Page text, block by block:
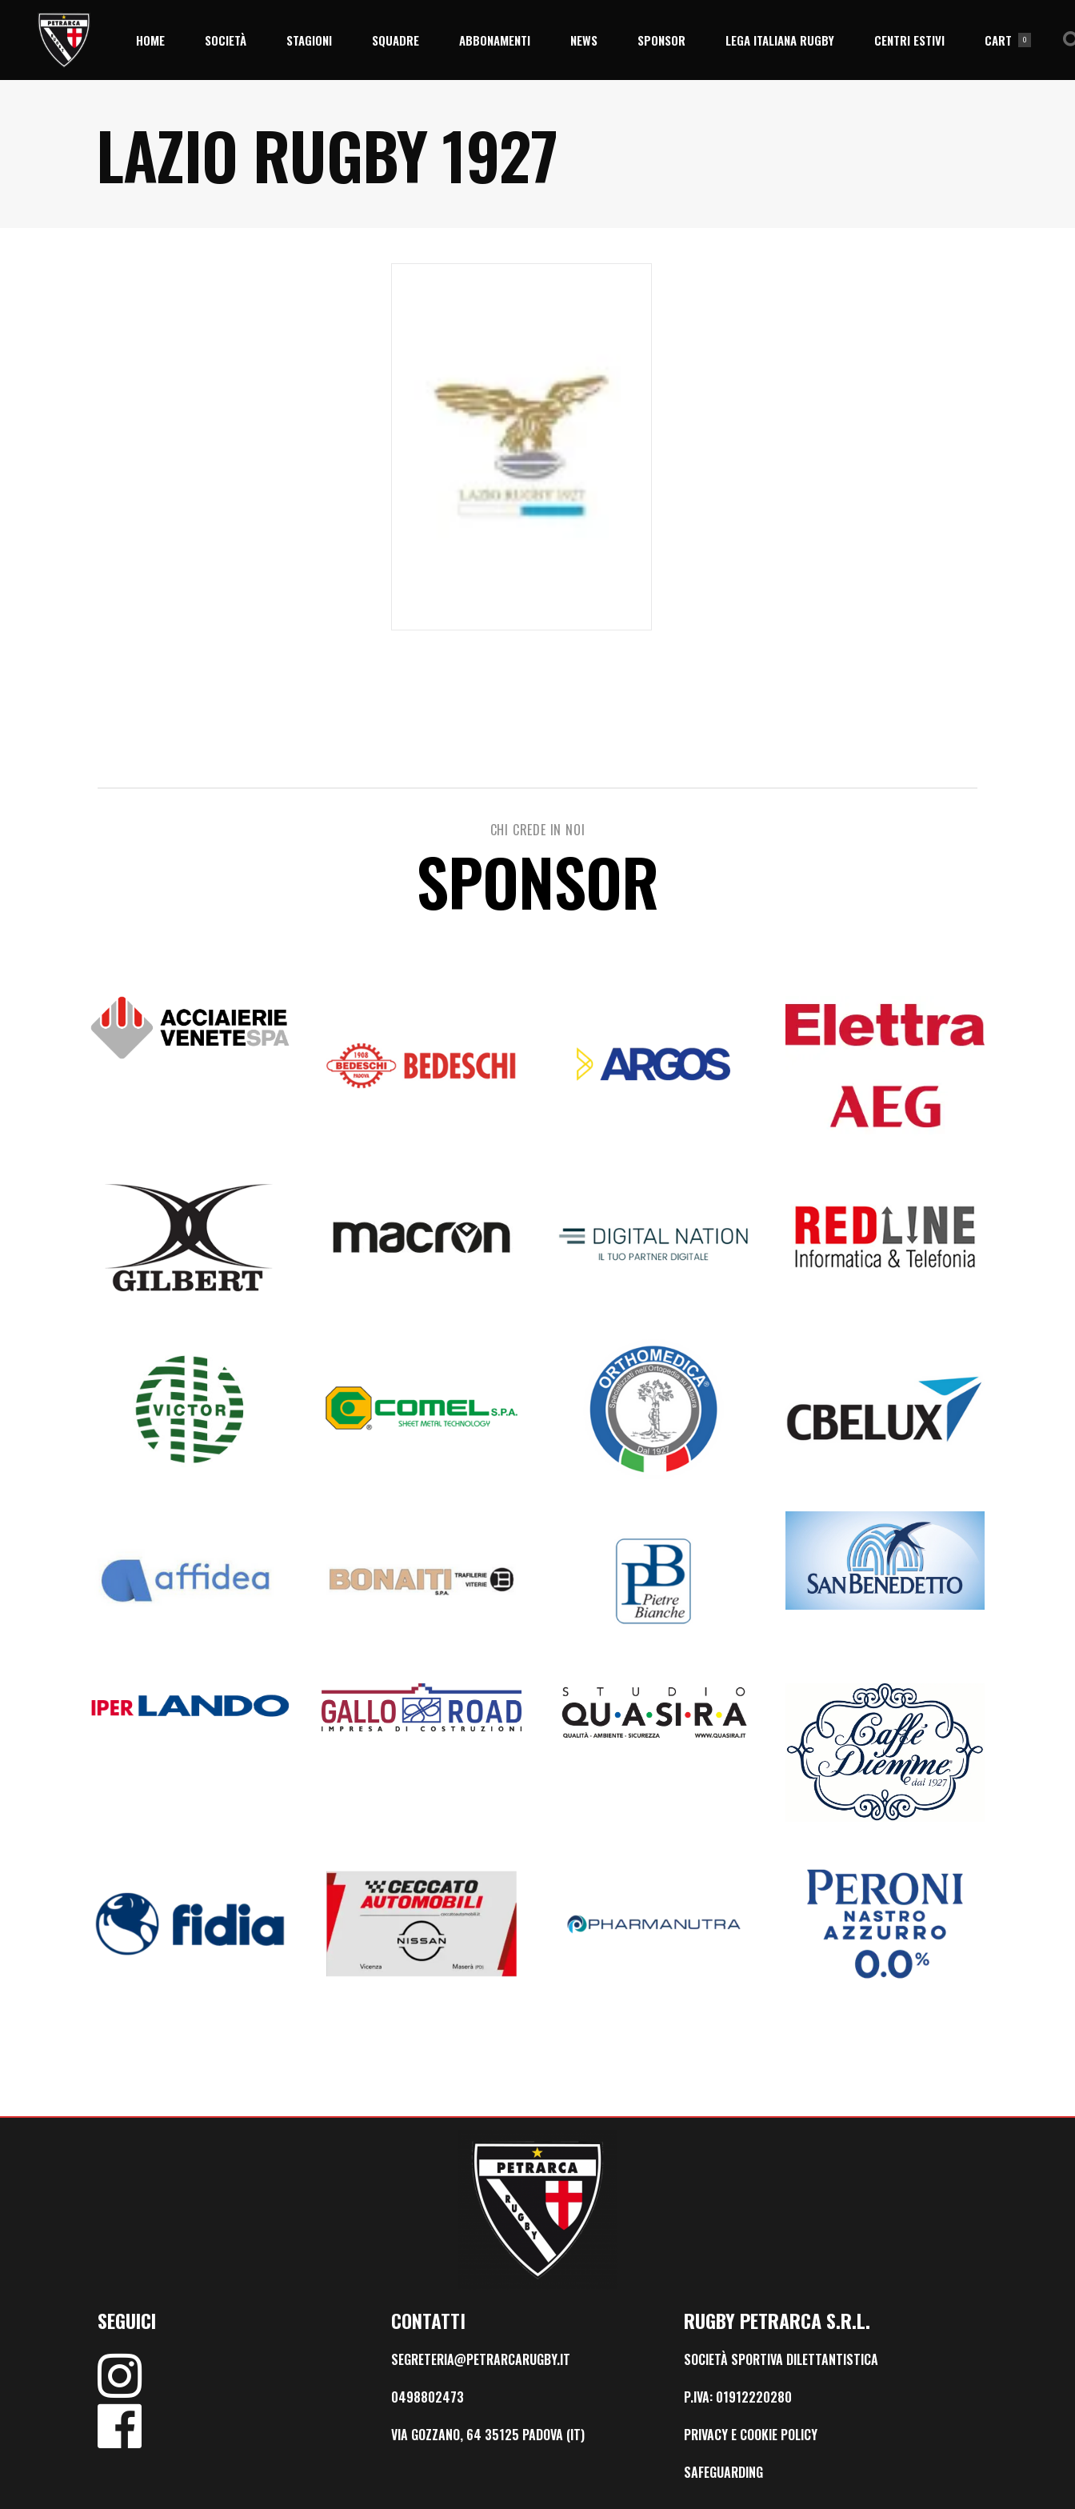
HOME SOCIETÀ
Palmares
STAGIONI SQUADRE
Junior
ABBONAMENTI NEWS SPONSOR LEGA ITALIANA RUGBY CENTRI ESTIVI CART 0
LAZIO RUGBY 1927
CHI CREDE IN NOI
SPONSOR
SEGUICI CONTATTI
SEGRETERIA@PETRARCARUGBY.IT
0498802473
VIA GOZZANO, 64 35125 PADOVA (IT)
RUGBY PETRARCA S.R.L.
SOCIETÀ SPORTIVA DILETTANTISTICA
P.IVA: 01912220280
PRIVACY E COOKIE POLICY
SAFEGUARDING